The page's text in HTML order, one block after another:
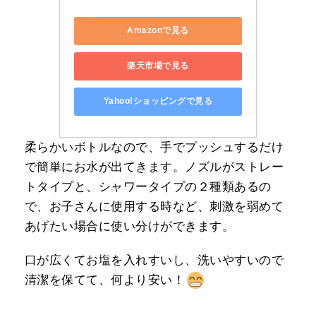
Amazonで見る
楽天市場で見る
Yahoo!ショッピングで見る
柔らかいボトルなので、手でプッシュするだけ
で簡単にお水が出てきます。ノズルがストレー
トタイプと、シャワータイプの２種類あるの
で、お子さんに使用する時など、刺激を弱めて
あげたい場合に使い分けができます。
口が広くてお塩を入れすいし、洗いやすいので
清潔を保てて、何より安い！